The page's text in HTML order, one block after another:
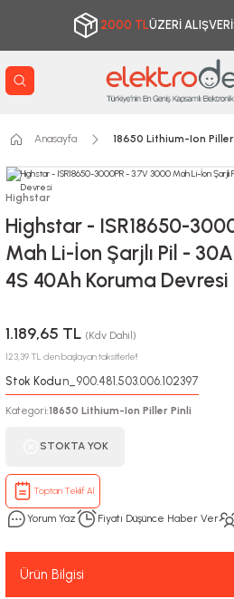
2000 TLÜZERİ
Anasayfa 18650 Lithium-Ion
Highstar
Highstar - ISR18650-
Mah Li-İon Şarjlı Pil -
4S 40Ah Koruma Devresi
1.189,65 TL (Kdv Dahil)
123,39 TL den başlayan taksitlerle!!
Stok Kodu:n_900.481.503.006.102397
Kategori:18650 Lithium-Ion Piller Pinli
STOKTA YOK
Toptan Teklif Al
Yorum Yaz Fiyatı Düşünce Haber Ver
Ürün Bilgisi